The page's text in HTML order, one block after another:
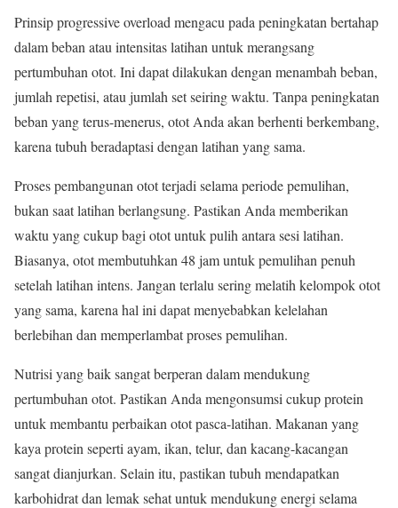
Prinsip progressive overload mengacu pada peningkatan bertahap
dalam beban atau intensitas latihan untuk merangsang
pertumbuhan otot. Ini dapat dilakukan dengan menambah beban,
jumlah repetisi, atau jumlah set seiring waktu. Tanpa peningkatan
beban yang terus-menerus, otot Anda akan berhenti berkembang,
karena tubuh beradaptasi dengan latihan yang sama.
Proses pembangunan otot terjadi selama periode pemulihan,
bukan saat latihan berlangsung. Pastikan Anda memberikan
waktu yang cukup bagi otot untuk pulih antara sesi latihan.
Biasanya, otot membutuhkan 48 jam untuk pemulihan penuh
setelah latihan intens. Jangan terlalu sering melatih kelompok otot
yang sama, karena hal ini dapat menyebabkan kelelahan
berlebihan dan memperlambat proses pemulihan.
Nutrisi yang baik sangat berperan dalam mendukung
pertumbuhan otot. Pastikan Anda mengonsumsi cukup protein
untuk membantu perbaikan otot pasca-latihan. Makanan yang
kaya protein seperti ayam, ikan, telur, dan kacang-kacangan
sangat dianjurkan. Selain itu, pastikan tubuh mendapatkan
karbohidrat dan lemak sehat untuk mendukung energi selama